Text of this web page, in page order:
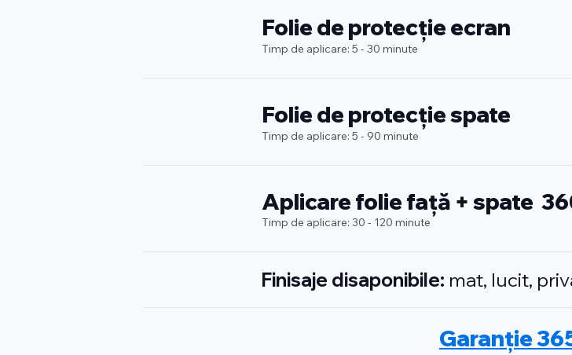
Folie de protecție ecran
Timp de aplicare: 5 - 30 minute
Folie de protecție spate
Timp de aplicare: 5 - 90 minute
Aplicare folie față + spate
Timp de aplicare: 30 - 120 minute
Finisaje disaponibile: mat, lucit,
Garanție